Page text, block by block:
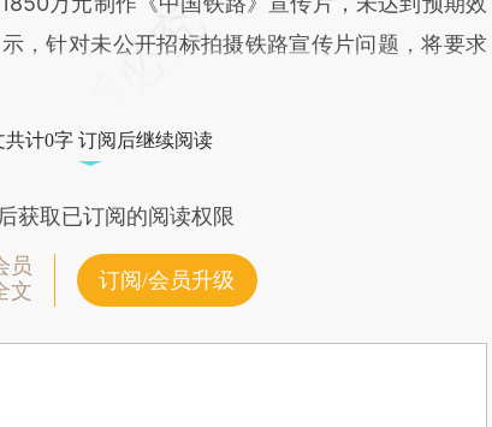
，针对未公开招标拍摄铁路宣传片问题，将要求
共计0字 订阅后继续阅读
获取已订阅的阅读权限
员
文
订阅/会员升级